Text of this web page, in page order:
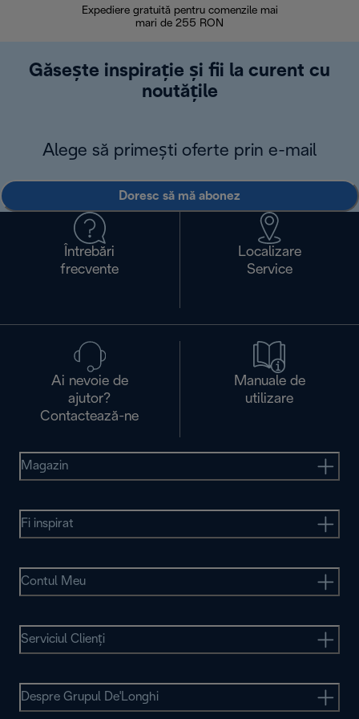
Expediere gratuită pentru comenzile mai
mari de 255 RON
Găsește inspirație și fii la curent cu
noutățile
Alege să primești oferte prin e-mail
Doresc să mă abonez
Întrebări
frecvente
Localizare
Service
Ai nevoie de
ajutor?
Contactează-ne
Manuale de
utilizare
Magazin
Fi inspirat
Contul Meu
Serviciul Clienţi
Despre Grupul De'Longhi